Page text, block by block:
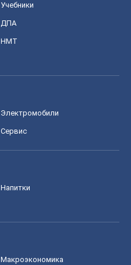
Учебники
ДПА
НМТ
Электромобили
Сервис
Напитки
Mакроэкономика